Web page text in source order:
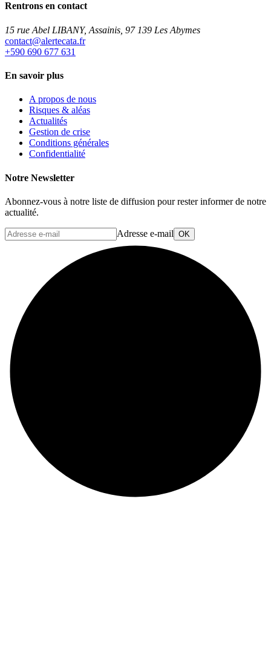
Rentrons en contact
15 rue Abel LIBANY, Assainis, 97 139 Les Abymes
rf.atacetrela@tcatnoc
+590 690 677 631
En savoir plus
A propos de nous
Risques & aléas
Actualités
Gestion de crise
Conditions générales
Confidentialité
Notre Newsletter
Abonnez-vous à notre liste de diffusion pour rester informer de notre
actualité.
Adresse e-mail